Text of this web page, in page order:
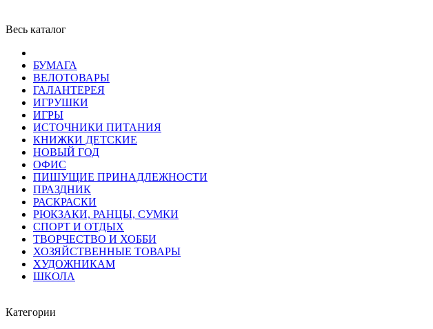
Весь каталог
БУМАГА
ВЕЛОТОВАРЫ
ГАЛАНТЕРЕЯ
ИГРУШКИ
ИГРЫ
ИСТОЧНИКИ ПИТАНИЯ
КНИЖКИ ДЕТСКИЕ
НОВЫЙ ГОД
ОФИС
ПИШУЩИЕ ПРИНАДЛЕЖНОСТИ
ПРАЗДНИК
РАСКРАСКИ
РЮКЗАКИ, РАНЦЫ, СУМКИ
СПОРТ И ОТДЫХ
ТВОРЧЕСТВО И ХОББИ
ХОЗЯЙСТВЕННЫЕ ТОВАРЫ
ХУДОЖНИКАМ
ШКОЛА
Категории